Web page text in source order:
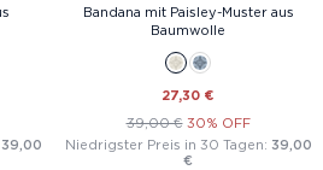
39,00
Bandana mit Paisley-Muster aus
Baumwolle
27,30 €
39,00 € 30% OFF
Niedrigster Preis in 30 Tagen: 39,00
€